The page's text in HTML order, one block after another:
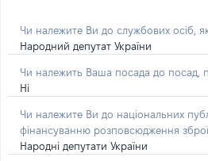
Чи належите Ви до службових осіб,
Народний депутат України
Чи належить Ваша посада до посад,
Ні
Чи належите Ви до національних
фінансуванню розповсюдження
Народні депутати України